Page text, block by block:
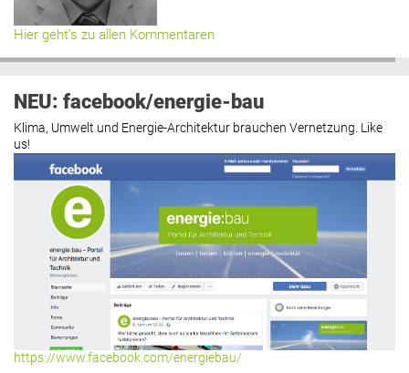
Hier geht’s zu allen Kommentaren
NEU: facebook/energie-bau
Klima, Umwelt und Energie-Architektur brauchen Vernetzung. Like
us!
https://www.facebook.com/energiebau/